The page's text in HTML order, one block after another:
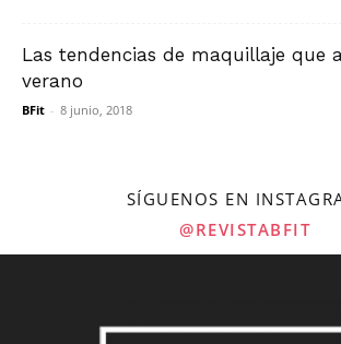
Las tendencias de maquillaje que
verano
BFit - 8 junio, 2018
SÍGUENOS EN
@REVISTABFIT